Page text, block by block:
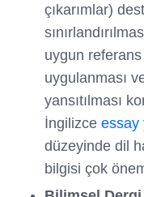
çıkarımlar)
uygun
uygulanması
yansıtılması
İngilizce essay
düzeyinde dil
bilgisi çok